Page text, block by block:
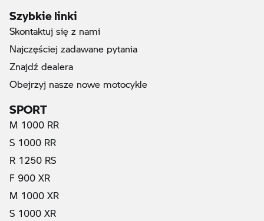
Szybkie linki
Skontaktuj się z nami
Najczęściej zadawane pytania
Znajdź dealera
Obejrzyj nasze nowe motocykle
SPORT
M 1000 RR
S 1000 RR
R 1250 RS
F 900 XR
M 1000 XR
S 1000 XR